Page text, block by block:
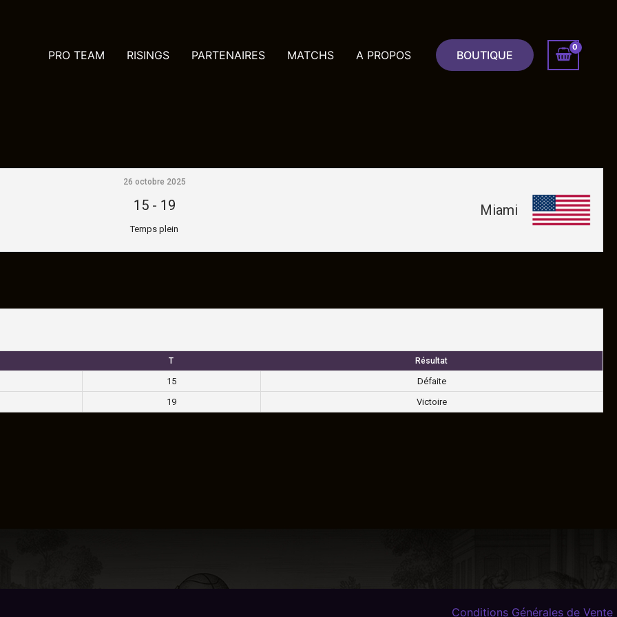
PRO TEAM
RISINGS PARTENAIRES MATCHS A PROPOS BOUTIQUE
Miami
26 octobre 2025
15- 19
Temps plein
T Résultat
15
Défaite
19 Victoire
Conditions Générales de Vente